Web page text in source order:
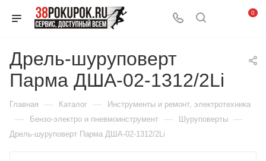
0
Дрель-шуруповерт
Парма ДША-02-1312/2Li
Главная — Каталог — Инструменты и ремонт, электротехника
— Бензо-электро и пневмоинструмент — Шуруповерты —
Дрель-шуруповерт Парма ДША-02-1312/2Li